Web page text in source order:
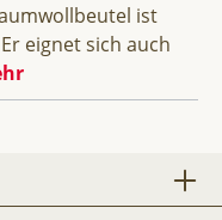
ist
eignet sich auch